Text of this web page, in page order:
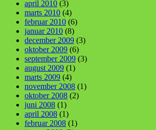
april 2010 (3)
marts 2010 (4)
februar 2010 (6)
januar 2010 (8)
december 2009 (3)
oktober 2009 (6)
september 2009 (3)
august 2009 (1)
marts 2009 (4)
november 2008 (1)
oktober 2008 (2)
juni 2008 (1)
april 2008 (1)
februar 2008 (1)